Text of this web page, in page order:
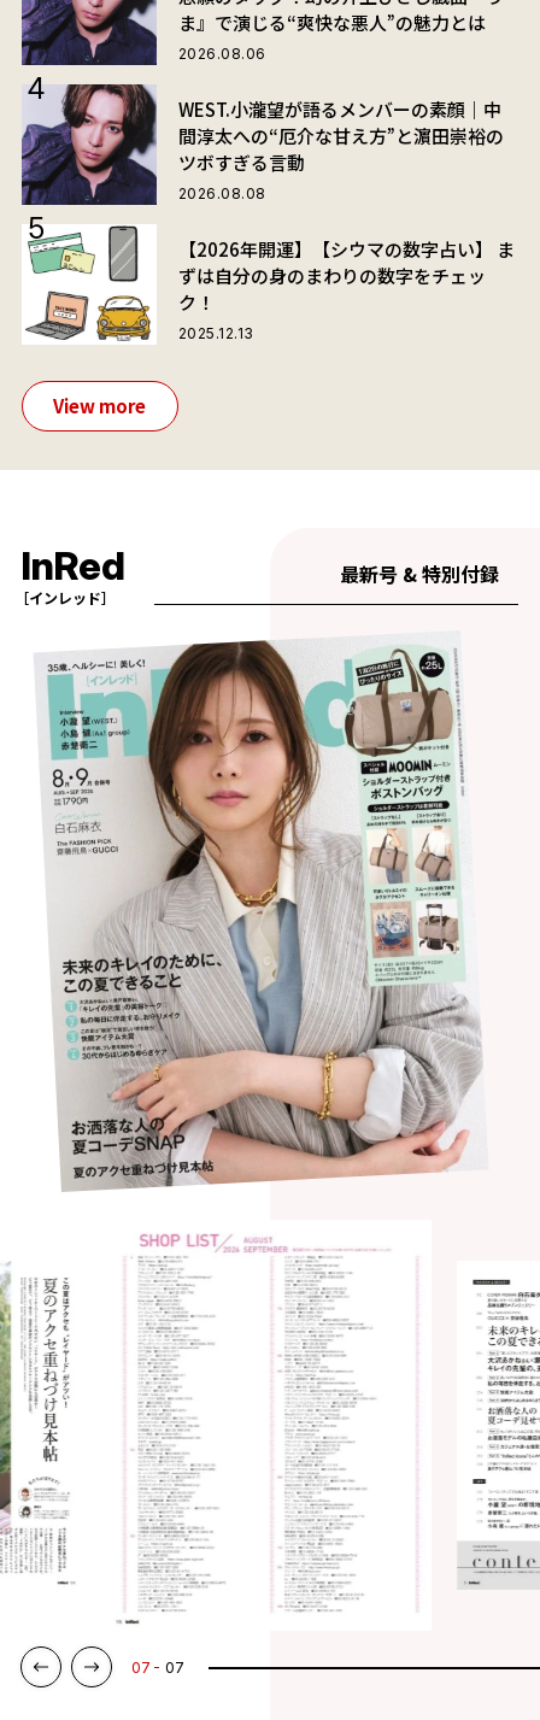
ま』で演じる“爽快な悪人”の魅力とは
2026.08.06
WEST.小瀧望が語るメンバーの素顔｜中
間淳太への“厄介な甘え方”と濵田崇裕の
ツボすぎる言動
2026.08.08
【2026年開運】【シウマの数字占い】 ま
ずは自分の身のまわりの数字をチェッ
ク！
2025.12.13
View more
InRed
［インレッド］
最新号 & 特別付録
07 07